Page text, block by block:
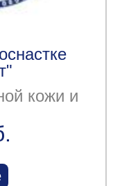
кожи и